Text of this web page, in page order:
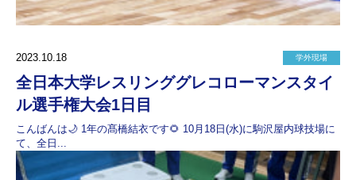
2023.10.18 学外現場
全日本大学レスリンググレコローマンスタイ
ル選手権大会1日目
こんばんは🌙 1年の髙橋結衣です🌻 10月18日(水)に駒沢屋内球技場に
て、全日...